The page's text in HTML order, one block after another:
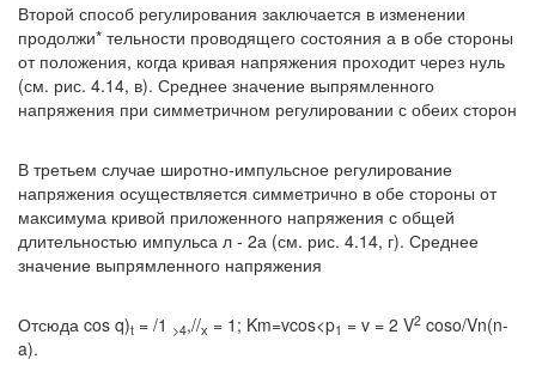
Второй способ регулирования заключается в изменении
продолжи* тельности проводящего состояния а в обе стороны
от положения, когда кривая напряжения проходит через нуль
(см. рис. 4.14, в). Среднее значение выпрямленного
напряжения при симметричном регулировании с обеих сторон
В третьем случае широтно-импульсное регулирование
напряжения осуществляется симметрично в обе стороны от
максимума кривой приложенного напряжения с общей
длительностью импульса л - 2а (см. рис. 4.14, г). Среднее
значение выпрямленного напряжения
Отсюда cos q)t = /1 >4,//х = 1; Km=vcos<p1 = v = 2 V2 coso/Vn(n-
a).